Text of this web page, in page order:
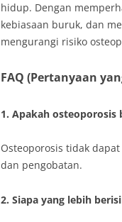
hidup. Dengan
kebiasaan buruk, dan
mengurangi risiko
FAQ (Pertanyaan
1. Apakah osteoporosis
Osteoporosis tidak
dan pengobatan.
2. Siapa yang lebih